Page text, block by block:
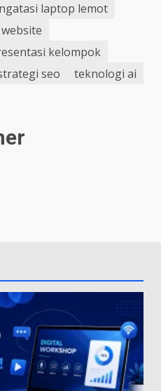
laptop lemot
kelompok
seo
teknologi ai